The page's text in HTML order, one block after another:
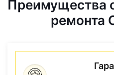
Преимущества
ремонта